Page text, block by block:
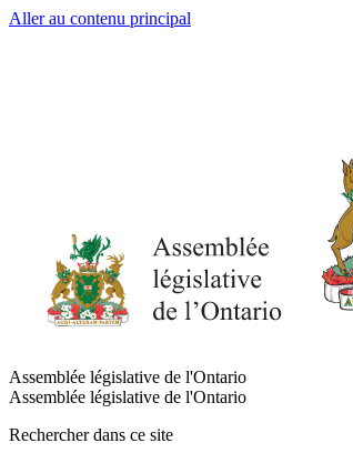
Aller au contenu principal
Assemblée législative de l'Ontario
Assemblée législative de l'Ontario
Rechercher dans ce site